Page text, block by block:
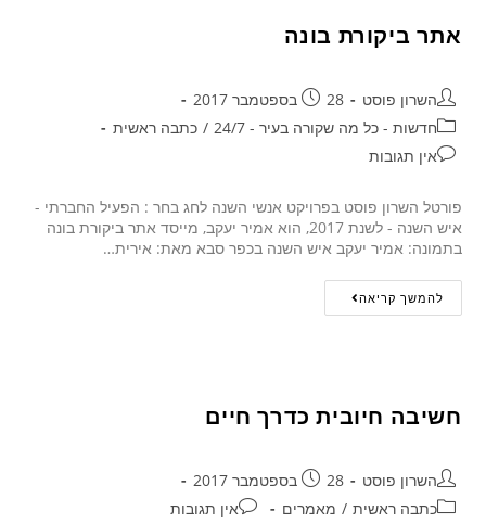
אתר ביקורת בונה
השרון פוסט
28 בספטמבר 2017
חדשות - כל מה שקורה בעיר - 24/7
/ כתבה ראשית
אין תגובות
פורטל השרון פוסט בפרויקט אנשי השנה לחג בחר : הפעיל החברתי -
איש השנה - לשנת 2017, הוא אמיר יעקב, מייסד אתר ביקורת בונה
בתמונה: אמיר יעקב איש השנה בכפר סבא מאת: אירית…
להמשך קריאה
חשיבה חיובית כדרך חיים
השרון פוסט
28 בספטמבר 2017
כתבה ראשית / מאמרים אין תגובות